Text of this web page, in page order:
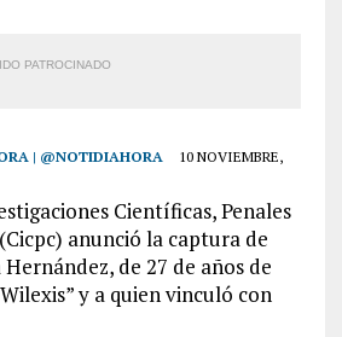
PATROCINADO
| @NOTIDIAHORA
10 NOVIEMBRE,
Científicas, Penales
anunció la captura de
de 27 de años de
y a quien vinculó con